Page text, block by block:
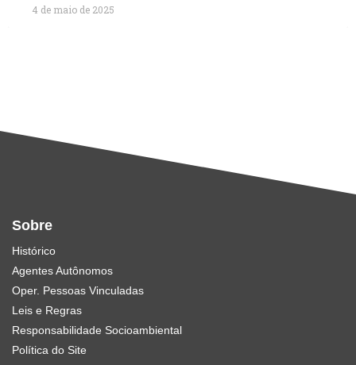
4 de maio de 2025
Sobre
Histórico
Agentes Autônomos
Oper. Pessoas Vinculadas
Leis e Regras
Responsabilidade Socioambiental
Política do Site